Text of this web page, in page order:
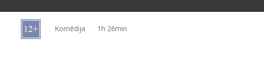
kartes
Komēdija 1h 26min